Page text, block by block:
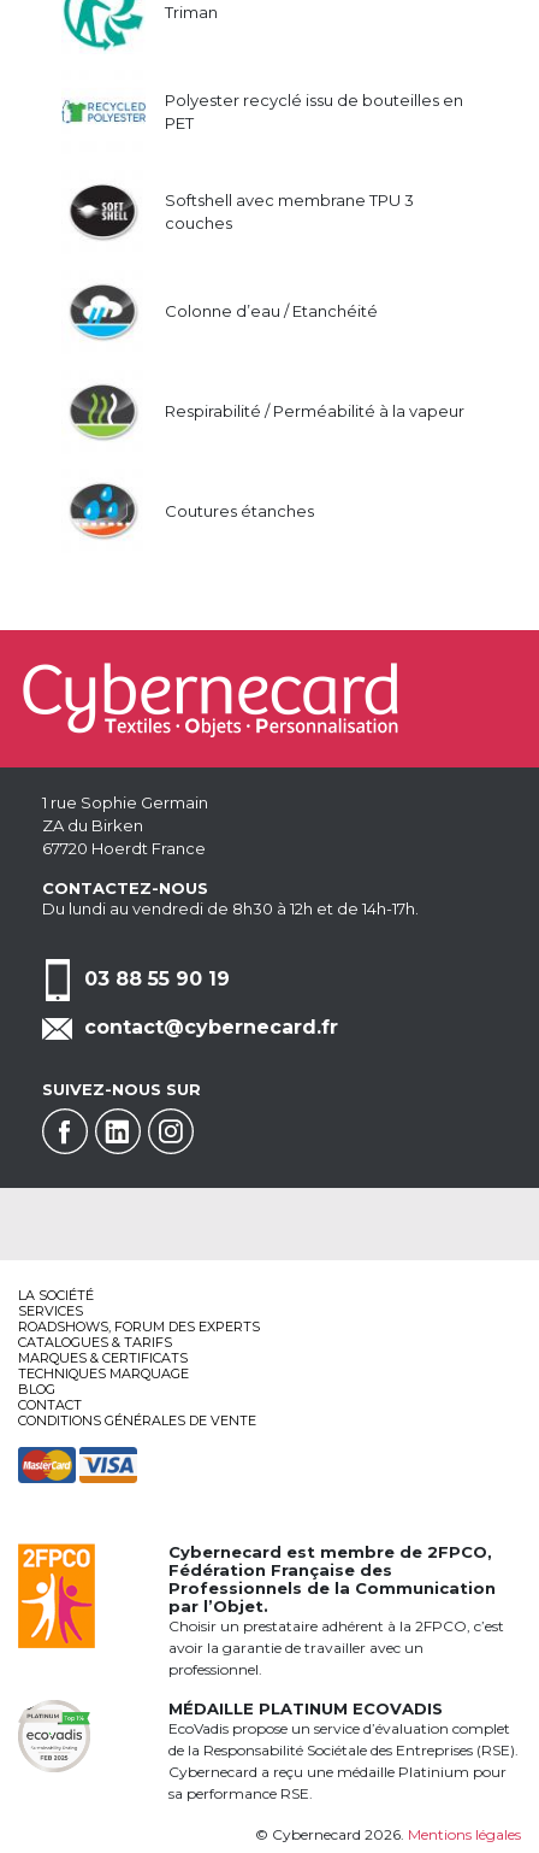
Triman
Polyester recyclé issu de bouteilles en
PET
Softshell avec membrane TPU 3
couches
Colonne d’eau / Etanchéité
Respirabilité / Perméabilité à la vapeur
Coutures étanches
1 rue Sophie Germain
ZA du Birken
67720 Hoerdt France
CONTACTEZ-NOUS
Du lundi au vendredi de 8h30 à 12h et de 14h-17h.
03 88 55 90 19
contact@cybernecard.fr
SUIVEZ-NOUS SUR
LA SOCIÉTÉ
SERVICES
ROADSHOWS, FORUM DES EXPERTS
CATALOGUES & TARIFS
MARQUES & CERTIFICATS
TECHNIQUES MARQUAGE
BLOG
CONTACT
CONDITIONS GÉNÉRALES DE VENTE
Cybernecard est membre de2FPCO,
Fédération Française des
Professionnels de la Communication
par l’Objet.
Choisir un prestataire adhérent à la 2FPCO, c’est
avoir la garantie de travailler avec un
professionnel.
MÉDAILLE PLATINUM ECOVADIS
EcoVadis propose un service d’évaluation complet
de la Responsabilité Sociétale des Entreprises (RSE).
Cybernecard a reçu une médaille Platinium pour
sa performance RSE.
© Cybernecard 2026. Mentions légales